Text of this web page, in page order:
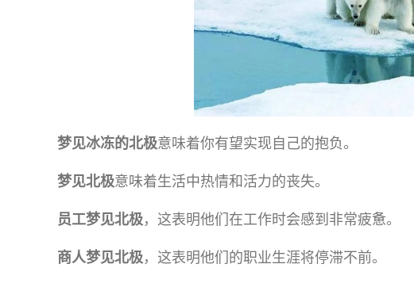
梦见冰冻的北极意味着你有望实现自己的抱负。
梦见北极意味着生活中热情和活力的丧失。
员工梦见北极，这表明他们在工作时会感到非常疲惫。
商人梦见北极，这表明他们的职业生涯将停滞不前。